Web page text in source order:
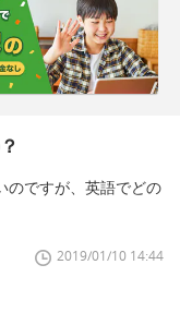
のですが、英語でどの
2019/01/10 14:44